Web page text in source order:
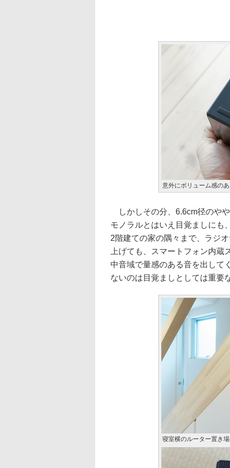
意外にボリューム感の
しかしその分、6.6cm径のや
モノラルとはいえ目覚ましにも
2階建ての家の隅々まで、ラジ
上げても、スマートフォン内
中音域で量感のある音を出して
ないのは目覚ましとしては重要
寝室横のルーター置き